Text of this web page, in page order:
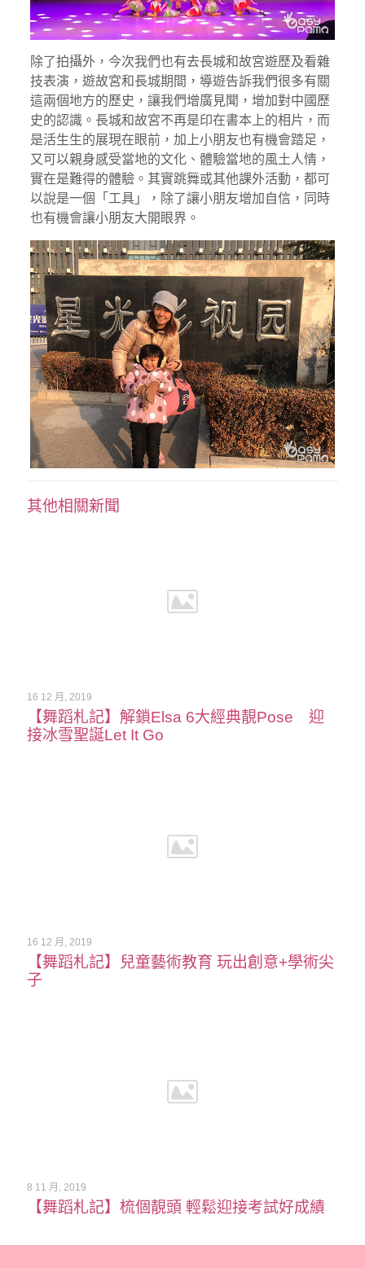
除了拍攝外，今次我們也有去長城和故宮遊歷及看雜
技表演，遊故宮和長城期間，導遊告訴我們很多有關
這兩個地方的歷史，讓我們增廣見聞，增加對中國歷
史的認識。長城和故宮不再是印在書本上的相片，而
是活生生的展現在眼前，加上小朋友也有機會踏足，
又可以親身感受當地的文化、體驗當地的風土人情，
實在是難得的體驗。其實跳舞或其他課外活動，都可
以說是一個「工具」，除了讓小朋友增加自信，同時
也有機會讓小朋友大開眼界。
其他相關新聞
16 12 月, 2019
【舞蹈札記】解鎖Elsa 6大經典靚Pose 迎
接冰雪聖誕Let It Go
16 12 月, 2019
【舞蹈札記】兒童藝術教育 玩出創意+學術尖
子
8 11 月, 2019
【舞蹈札記】梳個靚頭 輕鬆迎接考試好成績